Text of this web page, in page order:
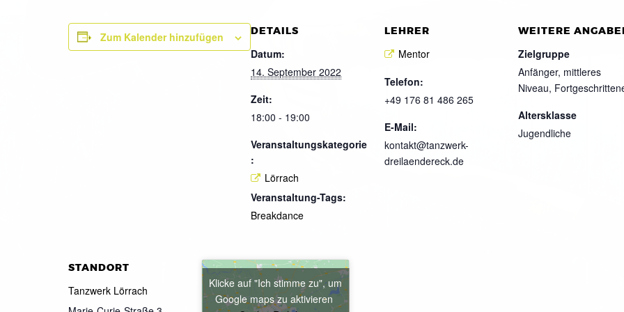
Zum Kalender hinzufügen DETAILS
Datum:
14. September 2022
Zeit:
18:00 - 19:00
Veranstaltungskategorie
:
Lörrach
Veranstaltung-Tags:
Breakdance
LEHRER
Mentor
Telefon:
+49 176 81 486 265
E-Mail:
kontakt@tanzwerk-
dreilaendereck.de
WEITERE
Zielgruppe
Anfänger, mittleres
Niveau,
Altersklasse
Jugendliche
STANDORT
Tanzwerk Lörrach
Klicke auf "Ich stimme zu", um
Google maps zu aktivieren